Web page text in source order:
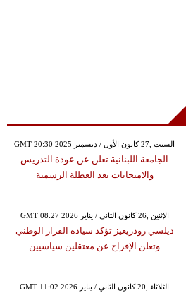
GMT 20:30 2025 السبت ,27 كانون الأول / ديسمبر
الجامعة اللبنانية تعلن عن عودة التدريس
والامتحانات بعد العطلة الرسمية
GMT 08:27 2026 الإثنين ,26 كانون الثاني / يناير
ديلسي رودريغيز تؤكد سيادة القرار الوطني
وتعلن الإفراج عن معتقلين سياسيين
GMT 11:02 2026 الثلاثاء ,20 كانون الثاني / يناير